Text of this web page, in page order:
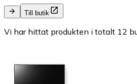
Till butik
Vi har hittat produkten i totalt 12